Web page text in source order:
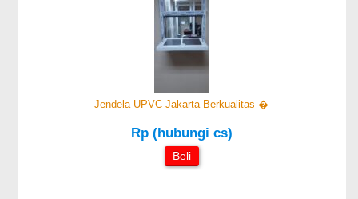
Jendela UPVC Jakarta Berkualitas �
Rp (hubungi cs)
Beli